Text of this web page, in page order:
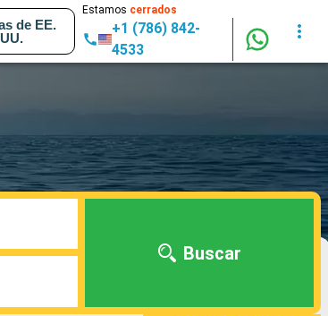
de EE.
UU.
Estamos cerrados
+1 (786) 842-
4533
Buscar